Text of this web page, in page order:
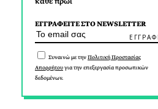
ΕΓΓΡΑΦΕΙΤΕ ΣΤΟ NEWSLETTER
Συναινώ με τηνΠολιτική Προστασίας
Απορρήτουγια την επεξεργασία προσωπικών
δεδομένων.